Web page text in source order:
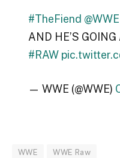
#TheFiend
AND HE’S GOING
#RAW
— WWE (@WWE)
WWE WWE Raw